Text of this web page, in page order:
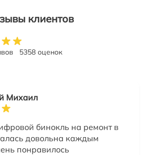
клиентов
5358 оценок
Михаил
бинокль на ремонт в
довольна каждым
понравилось